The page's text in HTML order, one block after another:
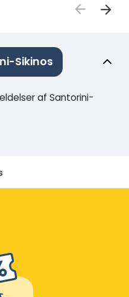
Sikinos
af Santorini-